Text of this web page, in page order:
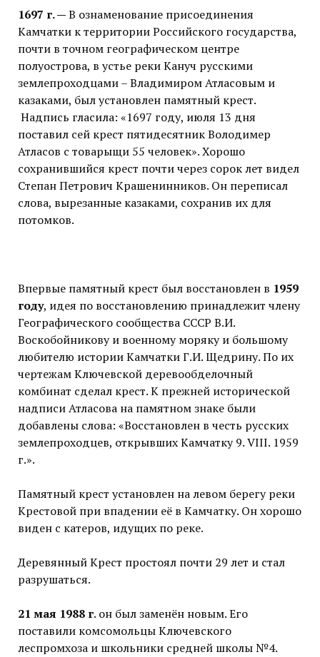
1697 г. —В ознаменование присоединения
Камчатки к территории Российского государства,
почти в точном географическом центре
полуострова, в устье реки Кануч русскими
землепроходцами – Владимиром Атласовым и
казаками, был установлен памятный крест.
Надпись гласила: «1697 году, июля 13 дня
поставил сей крест пятидесятник Володимер
Атласов с товарыщи 55 человек». Хорошо
сохранившийся крест почти через сорок лет видел
Степан Петрович Крашенинников. Он переписал
слова, вырезанные казаками, сохранив их для
потомков.
Впервые памятный крест был восстановлен в 1959
году, идея по восстановлению принадлежит члену
Географического сообщества СССР В.И.
Воскобойникову и военному моряку и большому
любителю истории Камчатки Г.И. Щедрину. По их
чертежам Ключевской деревообделочный
комбинат сделал крест. К прежней исторической
надписи Атласова на памятном знаке были
добавлены слова: «Восстановлен в честь русских
землепроходцев, открывших Камчатку 9. VIII. 1959
г.».
Памятный крест установлен на левом берегу реки
Крестовой при впадении её в Камчатку. Он хорошо
виден с катеров, идущих по реке.
Деревянный Крест простоял почти 29 лет и стал
разрушаться.
21 мая 1988 г. он был заменён новым. Его
поставили комсомольцы Ключевского
леспромхоза и школьники средней школы №4.